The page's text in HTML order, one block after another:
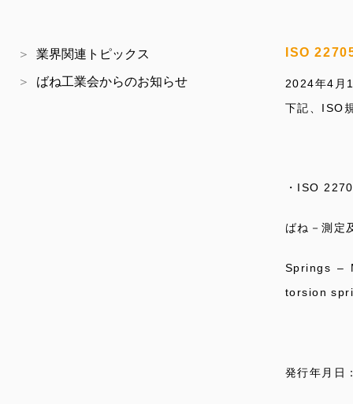
業界関連トピックス
ばね工業会からのお知らせ
ISO
2024年4月
下記、ISO
・ISO
ばね－測定
Springs –
torsion
発行年月日